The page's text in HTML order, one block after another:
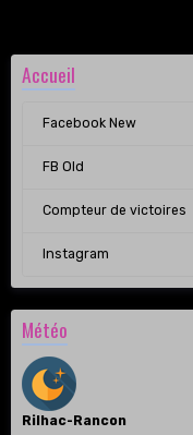
Accueil
Facebook New
FB Old
Compteur de victoires
Instagram
Météo
Rilhac-Rancon